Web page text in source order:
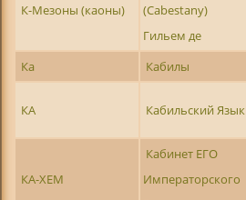
К-Мезоны (каоны)
(Cabestany)
Гильем де
Ка
Кабилы
КА Кабильский Язык
КА-ХЕМ
Кабинет ЕГО
Императорского